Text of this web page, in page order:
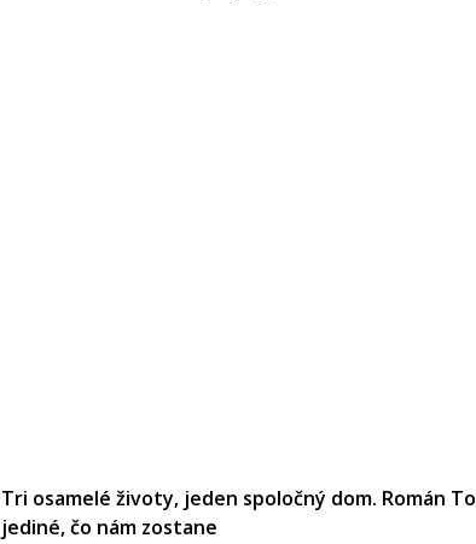
Tri osamelé životy, jeden spoločný dom. Román To
jediné, čo nám zostane